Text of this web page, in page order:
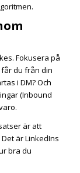
Fokusera på
du från din
i DM? Och
(Inbound
är att
Det är LinkedIns
bra du